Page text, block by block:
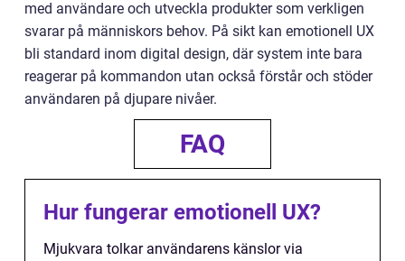
med användare och utveckla produkter som verkligen
svarar på människors behov. På sikt kan emotionell UX
bli standard inom digital design, där system inte bara
reagerar på kommandon utan också förstår och stöder
användaren på djupare nivåer.
FAQ
Hur fungerar emotionell UX?
Mjukvara tolkar användarens känslor via